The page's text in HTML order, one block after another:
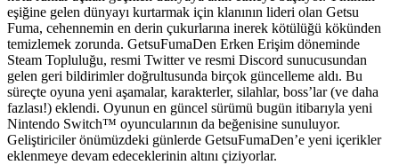
eşiğine gelen dünyayı kurtarmak için klanının lideri olan Getsu
Fuma, cehennemin en derin çukurlarına inerek kötülüğü kökünden
temizlemek zorunda. GetsuFumaDen Erken Erişim döneminde
Steam Topluluğu, resmi Twitter ve resmi Discord sunucusundan
gelen geri bildirimler doğrultusunda birçok güncelleme aldı. Bu
süreçte oyuna yeni aşamalar, karakterler, silahlar, boss’lar (ve daha
fazlası!) eklendi. Oyunun en güncel sürümü bugün itibarıyla yeni
Nintendo Switch™ oyuncularının da beğenisine sunuluyor.
Geliştiriciler önümüzdeki günlerde GetsuFumaDen’e yeni içerikler
eklenmeye devam edeceklerinin altını çiziyorlar.